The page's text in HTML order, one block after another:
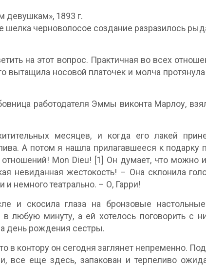
девушкам», 1893 г.
шелка черноволосое создание разразилось
на этот вопрос. Практичная во всех
вытащила носовой платочек и молча
работодателя Эммы виконта Марлоу,
месяцев, и когда его лакей
А потом я нашла прилагавшееся к подарку
Mon Dieu! [1] Он думает, что можно
невиданная жестокость! – Она склонила
немного театрально. – О, Гарри!
и скосила глаза на бронзовые
любую минуту, а ей хотелось поговорить с
день рождения сестры.
в контору он сегодня заглянет непременно.
все еще здесь, запакован и терпеливо